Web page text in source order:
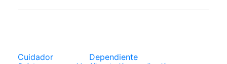
Cuidador Dependiente